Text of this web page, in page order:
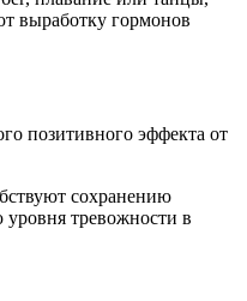
выработку гормонов
позитивного эффекта от
сохранению
тревожности в